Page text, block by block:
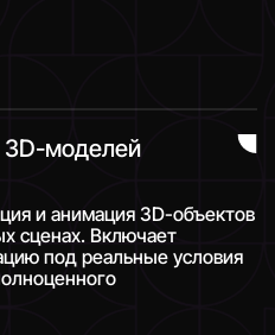
3D-моделей
и анимация 3D-объектов
сценах. Включает
под реальные условия